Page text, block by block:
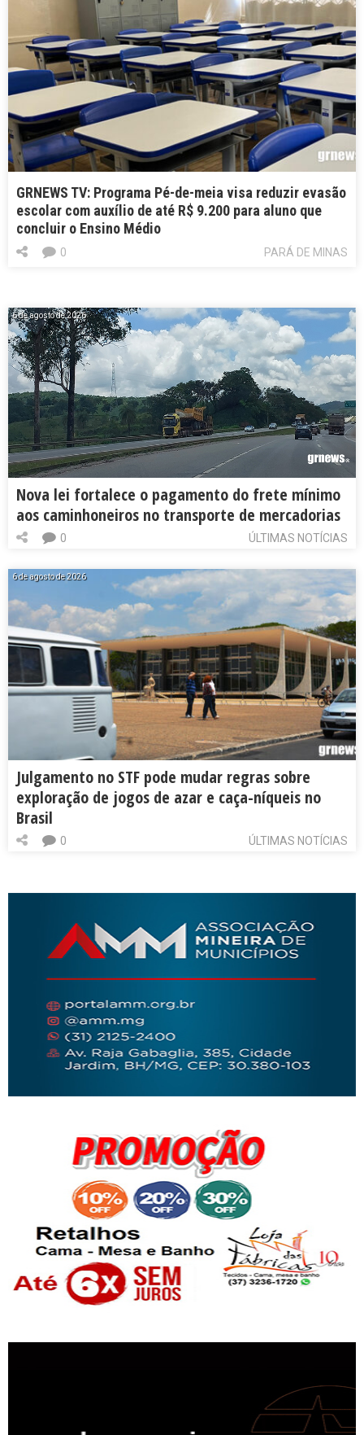
GRNEWS TV: Programa Pé-de-meia visa reduzir evasão
escolar com auxílio de até R$ 9.200 para aluno que
concluir o Ensino Médio
PARÁ DE MINAS
0
6 de agosto de 2026
Nova lei fortalece o pagamento do frete mínimo
aos caminhoneiros no transporte de mercadorias
ÚLTIMAS NOTÍCIAS
0
6 de agosto de 2026
Julgamento no STF pode mudar regras sobre
exploração de jogos de azar e caça-níqueis no
Brasil
ÚLTIMAS NOTÍCIAS
0